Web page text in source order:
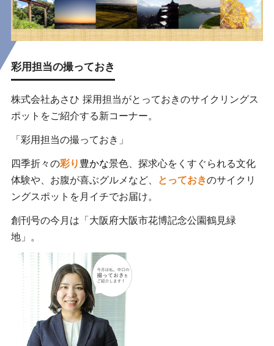
彩用担当の撮っておき
株式会社あさひ 採用担当がとっておきのサイクリングス
ポットをご紹介する新コーナー。
「彩用担当の撮っておき」
四季折々の彩り 豊かな景色、探求心をくすぐられる文化
体験や、お腹が喜ぶグルメなど、
とっておきのサイクリ
ングスポットを月イチでお届け。
創刊号の今月は「大阪府大阪市花博記念公園鶴見緑
地」。